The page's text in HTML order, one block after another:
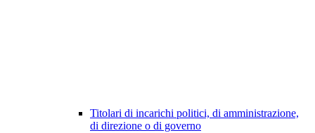
Titolari di incarichi politici, di amministrazione,
di direzione o di governo